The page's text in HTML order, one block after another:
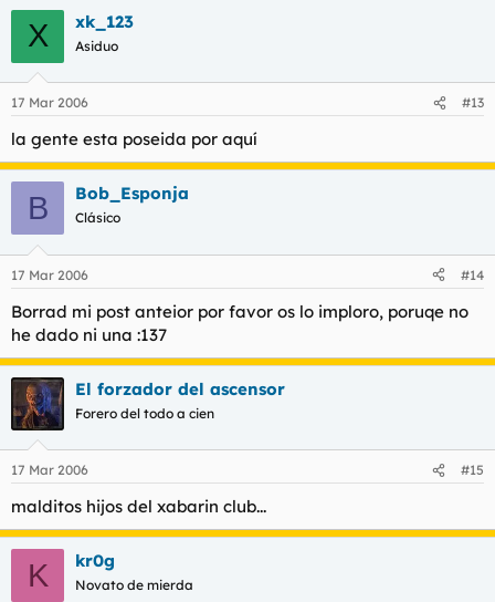
X xk_123
Asiduo
17 Mar 2006 #13
la gente esta poseida por aquí
B Bob_Esponja
Clásico
17 Mar 2006 #14
Borrad mi post anteior por favor os lo imploro, poruqe no
he dado ni una :137
El forzador del ascensor
Forero del todo a cien
17 Mar 2006 #15
malditos hijos del xabarin club...
K kr0g
Novato de mierda